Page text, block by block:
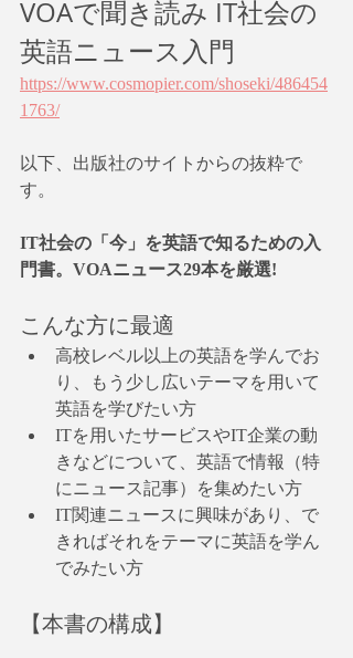
VOAで聞き読み IT社会の
英語ニュース入門
https://www.cosmopier.com/shoseki/486454
1763/
以下、出版社のサイトからの抜粋で
す。
IT社会の「今」を英語で知るための入
門書。VOAニュース29本を厳選!
こんな方に最適
高校レベル以上の英語を学んでお
り、もう少し広いテーマを用いて
英語を学びたい方
ITを用いたサービスやIT企業の動
きなどについて、英語で情報（特
にニュース記事）を集めたい方
IT関連ニュースに興味があり、で
きればそれをテーマに英語を学ん
でみたい方
【本書の構成】